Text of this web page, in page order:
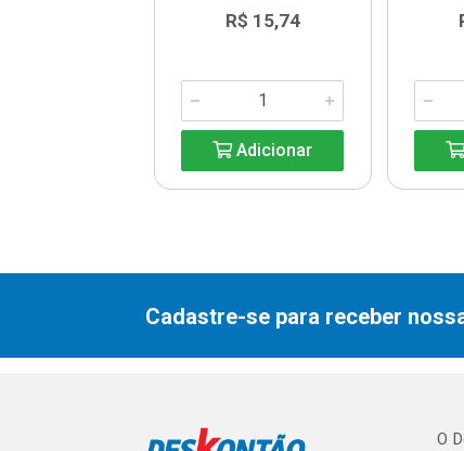
R$ 15,74
Adicionar
Cadastre-se para receber
O